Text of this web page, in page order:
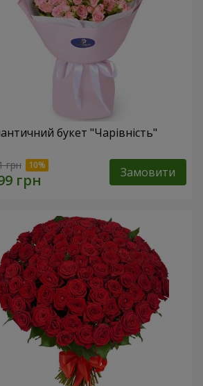
букет "Чарівність"
грн Замовити